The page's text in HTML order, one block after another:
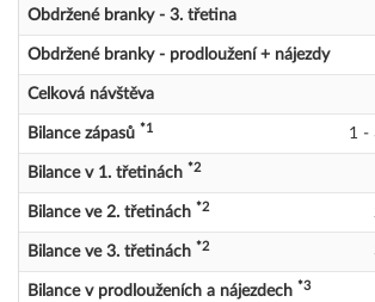
Obdržené branky - 3. třetina
Obdržené branky - prodloužení + nájezdy
Celková návštěva
Bilance zápasů *1 1 -
Bilance v 1. třetinách *2
Bilance ve 2. třetinách *2
Bilance ve 3. třetinách *2
Bilance v prodlouženích a nájezdech *3